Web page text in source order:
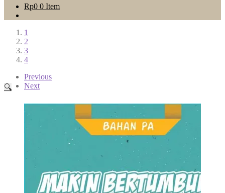
Rp0 0 Item
1
2
3
4
Previous
Next
🔍